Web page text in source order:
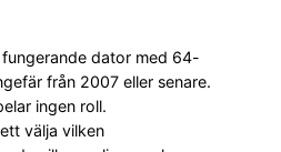
dator med 64-
från 2007 eller senare.
ingen roll.
välja vilken